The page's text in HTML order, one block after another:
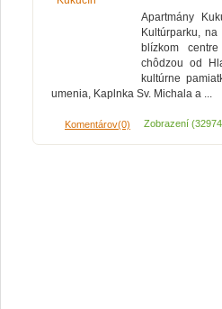
Apartmány
Kultúrparku,
blízkom
chôdzou od
kultúrne
umenia, Kaplnka Sv. Michala a ...
Komentárov(0) Zobrazení